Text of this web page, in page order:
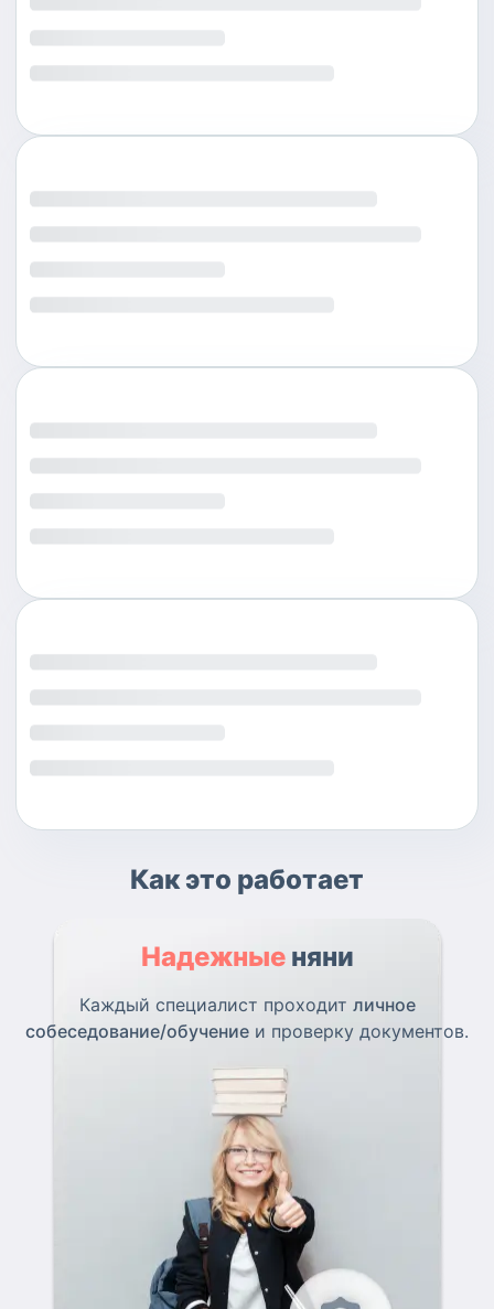
Как это работает
Надежные няни
Каждый специалист проходит личное
собеседование/обучение и проверку документов.